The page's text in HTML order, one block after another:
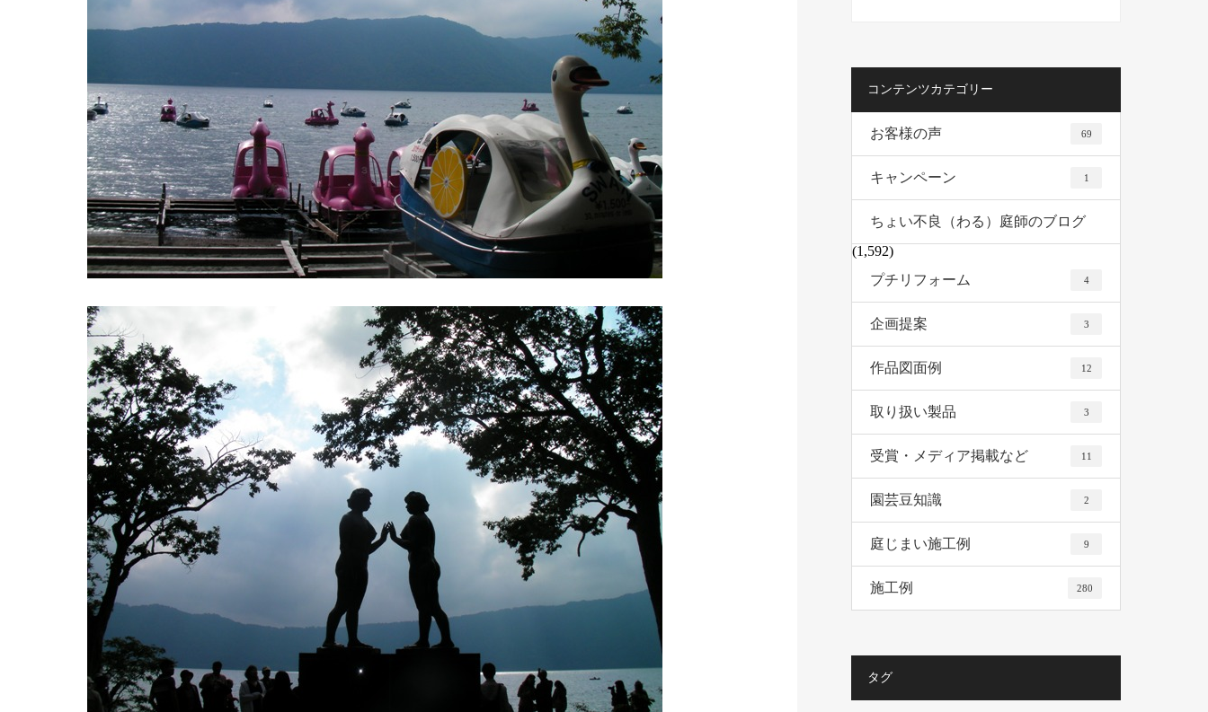
コンテンツカテゴリー
お客様の声 69
キャンペーン 1
ちょい不良（わる）庭師のブログ
(1,592)
プチリフォーム
4
企画提案 3
作品図面例 12
取り扱い製品 3
受賞・メディア掲載など 11
園芸豆知識 2
庭じまい施工例 9
施工例 280
タグ